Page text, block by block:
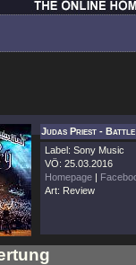
Judas Priest -
Label: Sony Music
VÖ: 25.03.2016
Homepage |
Art: Review